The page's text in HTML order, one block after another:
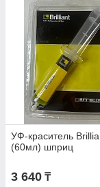
УФ-краситель
(60мл) шприц
3 640 ₸